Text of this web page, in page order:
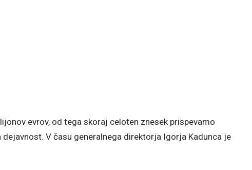
evrov, od tega skoraj celoten znesek prispevamo
V času generalnega direktorja Igorja Kadunca je